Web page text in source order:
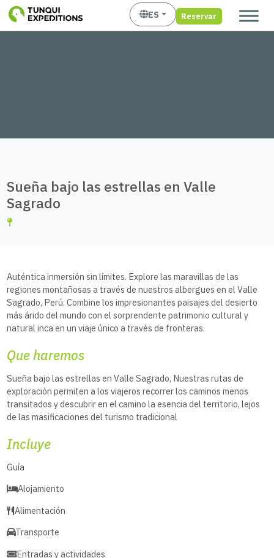
ES Reservar
Sueña bajo las estrellas en Valle
Sagrado
Auténtica inmersión sin límites. Explore las maravillas de las
regiones montañosas a través de nuestros albergues en el Valle
Sagrado, Perú. Combine los impresionantes paisajes del desierto
más árido del mundo con el sorprendente patrimonio cultural y
natural inca en un viaje único a través de fronteras.
Que haremos
Sueña bajo las estrellas en Valle Sagrado, Nuestras rutas de
exploración permiten a los viajeros recorrer los caminos menos
transitados y descubrir en el camino la esencia del territorio, lejos
de las masificaciones del turismo tradicional
Incluye
Guía
Alojamiento
Alimentación
Transporte
Entradas y actividades